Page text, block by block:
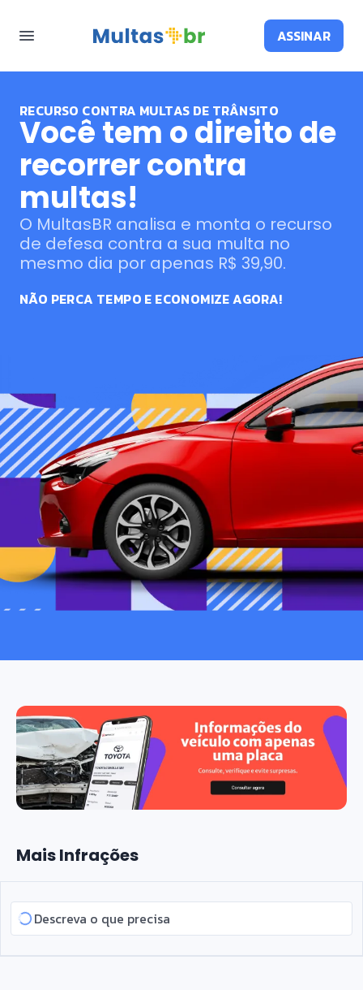
ASSINAR
RECURSO CONTRA MULTAS DE TRÂNSITO
Você tem o direito de
recorrer contra
multas!
O MultasBR analisa e monta o recurso
de defesa contra a sua multa no
mesmo dia por apenas R$ 39,90.
NÃO PERCA TEMPO E ECONOMIZE AGORA!
Mais Infrações